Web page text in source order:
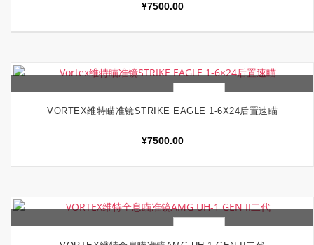
¥7500.00
加入购物车 快速查看
VORTEX维特瞄准镜STRIKE EAGLE 1-6X24后置速瞄
¥7500.00
快速查看